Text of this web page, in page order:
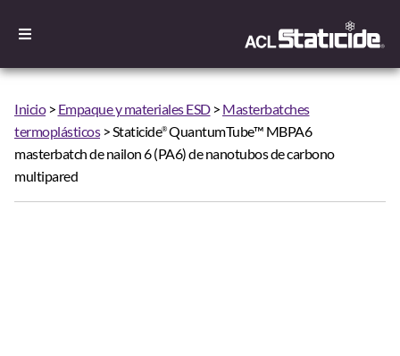
Inicio> Empaque y materiales ESD> Masterbatches
termoplásticos> Staticide®QuantumTube™ MBPA6
masterbatch de nailon 6 (PA6) de nanotubos de carbono
multipared